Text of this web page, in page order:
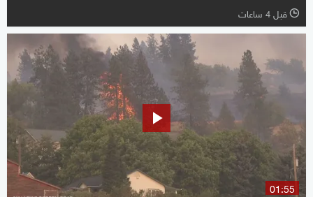
l قبل 4 ساعات
01:55